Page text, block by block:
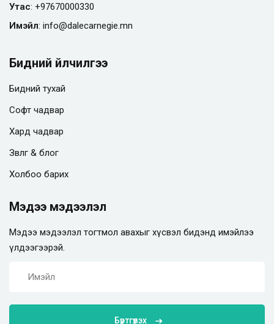
Утас: +97670000330
Имэйл: info@dalecarnegie.mn
Бидний үйлчилгээ
Бидний тухай
Софт чадвар
Хард чадвар
Зөвлөгөө & блог
Холбоо барих
Мэдээ мэдээлэл
Мэдээ мэдээлэл тогтмол авахыг хүсвэл бидэнд имэйлээ
үлдээгээрэй.
Бүртгүүлэх